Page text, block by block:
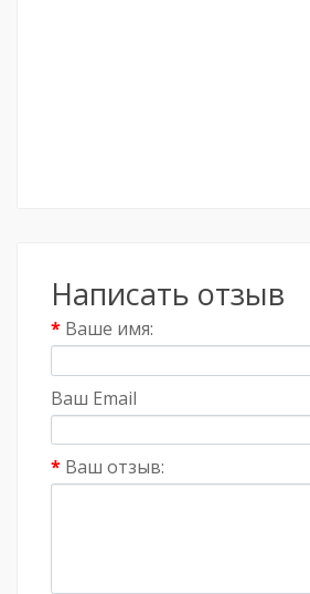
Написать отзыв
Ваше имя:
Ваш Email
Ваш отзыв: